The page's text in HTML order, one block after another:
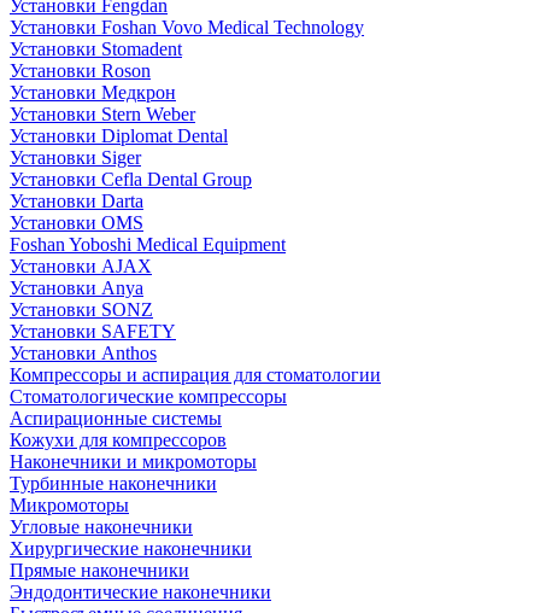
Установки Fengdan
Установки Foshan Vovo Medical Technology
Установки Stomadent
Установки Roson
Установки Медкрон
Установки Stern Weber
Установки Diplomat Dental
Установки Siger
Установки Cefla Dental Group
Установки Darta
Установки OMS
Foshan Yoboshi Medical Equipment
Установки AJAX
Установки Anya
Установки SONZ
Установки SAFETY
Установки Anthos
Компрессоры и аспирация для стоматологии
Стоматологические компрессоры
Аспирационные системы
Кожухи для компрессоров
Наконечники и микромоторы
Турбинные наконечники
Микромоторы
Угловые наконечники
Хирургические наконечники
Прямые наконечники
Эндодонтические наконечники